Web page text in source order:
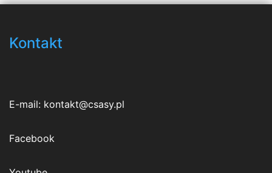
Kontakt
E-mail: kontakt@csasy.pl
Facebook